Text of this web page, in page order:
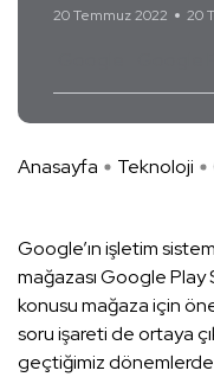
20 Temmuz 2022 20
Anasayfa Teknoloji
Google’ın işletim
mağazası Google Play
konusu mağaza için
soru işareti de ortaya
geçtiğimiz